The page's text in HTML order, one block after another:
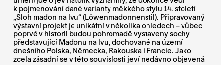
k pojmenování dané varianty měkkého stylu 14. století
„Sloh madon na lvu“ (Löwenmadonnenstil). Připravovaný
výstavní projekt je unikátní v několika ohledech – vůbec
poprvé v historii budou pohromadě vystaveny sochy
představující Madonu na lvu, dochované na území
dnešního Polska, Německa, Rakouska i Francie. Jako
zcela zásadní se v této souvislosti jeví nedávno objevená